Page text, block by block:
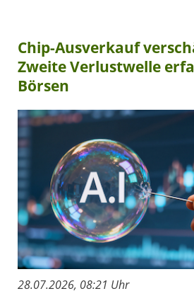
Chip-Ausverkauf
Zweite Verlustwelle
Börsen
28.07.2026, 08:21 Uhr